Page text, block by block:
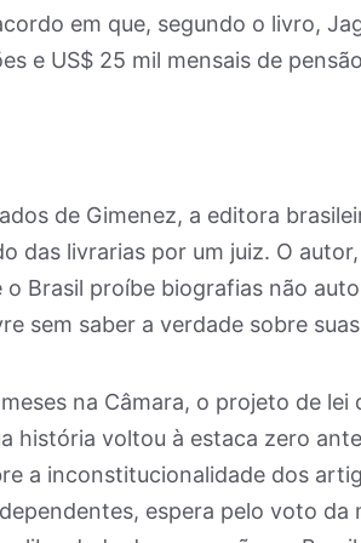
em que, segundo o livro,
e US$ 25 mil mensais de
de Gimenez, a editora
das livrarias por um juiz. O
o Brasil proíbe biografias não
sem saber a verdade sobre
na Câmara, o projeto de lei
história voltou à estaca zero
a inconstitucionalidade dos
espera pelo voto da